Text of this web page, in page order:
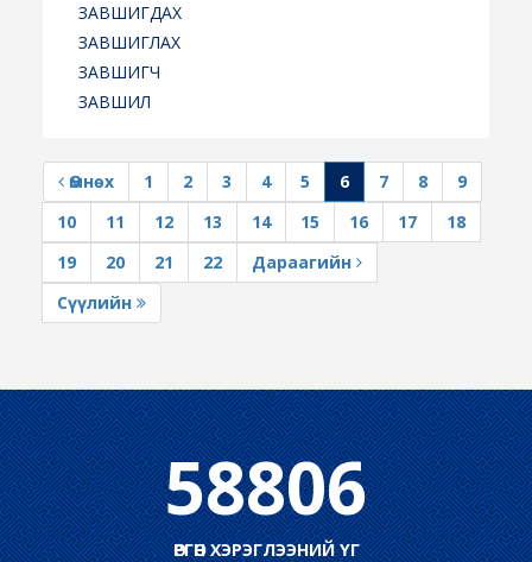
ЗАВШИГДАХ
ЗАВШИГЛАХ
ЗАВШИГЧ
ЗАВШИЛ
Өмнөх 1 2 3 4 5 6 7 8
9
10
11 12 13 14 15 16 17
18
19
20 21 22
Дараагийн
Сүүлийн
58806
ӨРГӨН ХЭРЭГЛЭЭНИЙ ҮГ